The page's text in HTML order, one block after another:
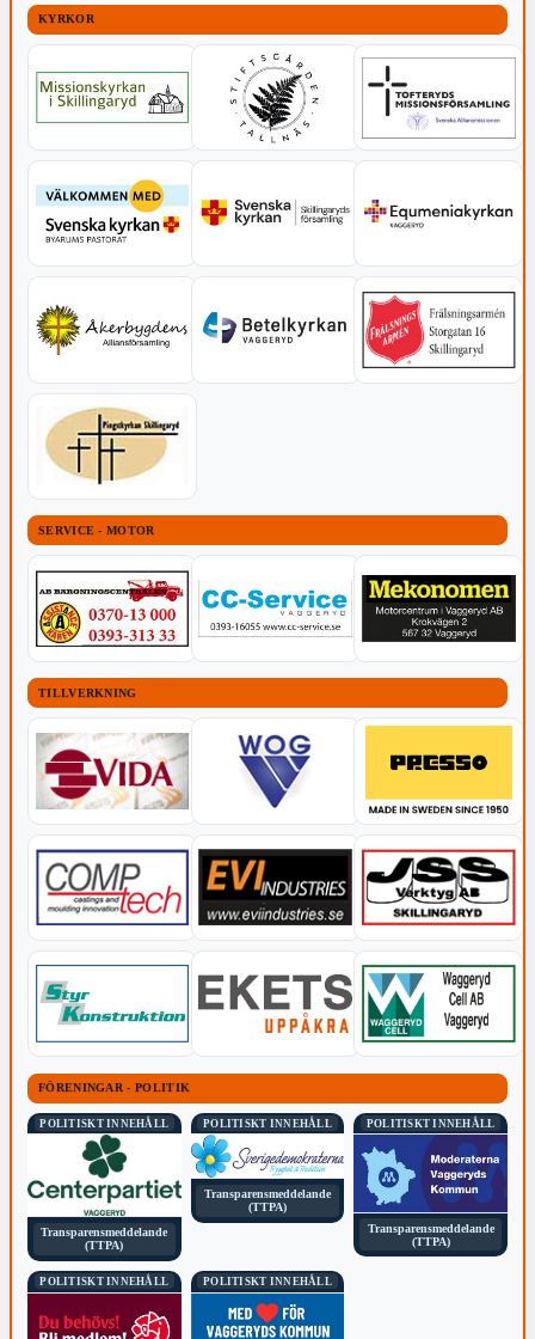
KYRKOR
SERVICE - MOTOR
TILLVERKNING
FÖRENINGAR - POLITIK
POLITISKT INNEHÅLL
Transparensmeddelande
(TTPA)
POLITISKT INNEHÅLL
Transparensmeddelande
(TTPA)
POLITISKT INNEHÅLL
Transparensmeddelande
(TTPA)
POLITISKT INNEHÅLL POLITISKT INNEHÅLL